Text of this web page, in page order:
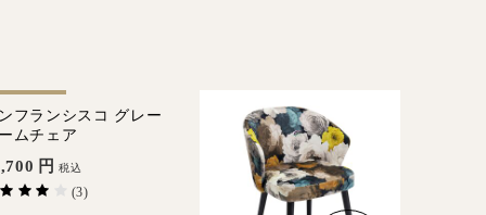
フランシスコ グレー
ムチェア
円 税込
(3)